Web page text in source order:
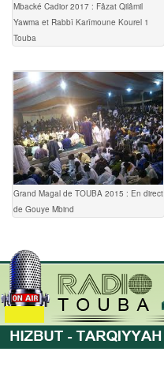
Mbacké Cadior 2017 : Fâzat Qilâmil
Yawma et Rabbî Karîmoune Kourel 1
Touba
Grand Magal de TOUBA 2015 : En direct
de Gouye Mbind